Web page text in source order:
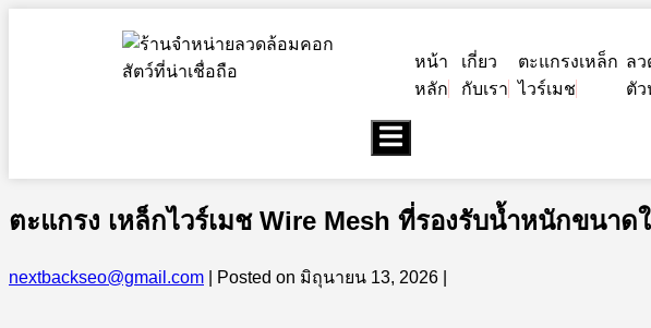
หน้า
หลัก
เกี่ยว
กับเรา
ตะแกรงเหล็ก
ไวร์เมช
ลว
ตั
Hamburger
ตะแกรง เหล็กไวร์เมช Wire Mesh ที่รองรับน้ำหนักขนาด
nextbackseo@gmail.com Posted on มิถุนายน 13, 2026